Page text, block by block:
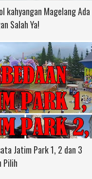
kahyangan Magelang Ada
Salah Ya!
Jatim Park 1, 2 dan 3
Pilih